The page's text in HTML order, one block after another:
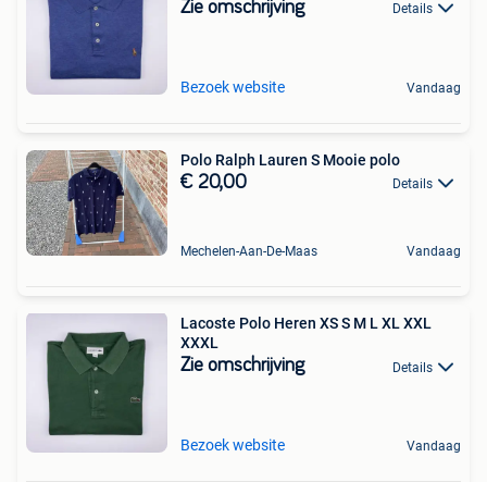
Zie omschrijving Details
Bezoek website Vandaag
Polo Ralph Lauren S Mooie polo
€ 20,00 Details
Mechelen-Aan-De-Maas Vandaag
Lacoste Polo Heren XS S M L XL XXL
XXXL
Zie omschrijving Details
Bezoek website Vandaag